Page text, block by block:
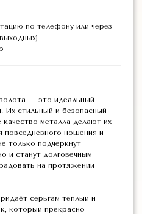
по телефону или через
— это идеальный
Их стильный и безопасный
качество металла делают их
повседневного ношения и
только подчеркнут
и станут долговечным
на протяжении
серьгам теплый и
который прекрасно